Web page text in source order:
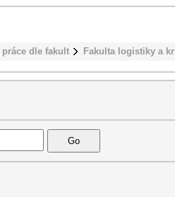
dle fakult Fakulta logistiky a